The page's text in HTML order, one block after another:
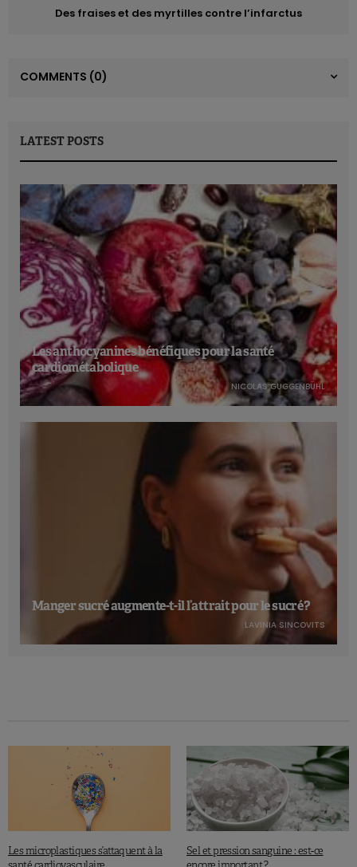
Des fraises et des myrtilles contre l’infarctus
COMMENTS (0)
LATEST POSTS
Les anthocyanines bénéfiques pour la santé
cardiométabolique
NICOLAS GUGGENBÜHL
Manger sucré augmente-t-il l’attrait pour le sucré ?
LAVINIA SINCOVITS
Les microplastiques s’attaquent à la
Sel et pression sanguine : est-ce